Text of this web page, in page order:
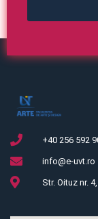
+40 256 592
info@e-uvt.ro
Str. Oituz nr.